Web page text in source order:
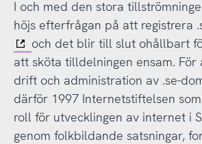
I och med den stora
höjs efterfrågan på att registrera
och det blir till slut ohållbart
att sköta tilldelningen ensam.
drift och administration av .se-
därför 1997 Internetstiftelsen
roll för utvecklingen av internet i
genom folkbildande satsningar,